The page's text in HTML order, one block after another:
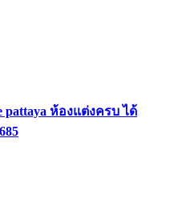
pattaya ห้องแต่งครบ ได้